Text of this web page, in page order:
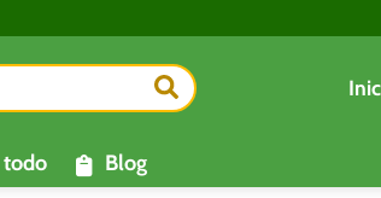
todo Blog